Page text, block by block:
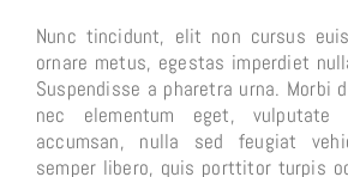
Nunc tincidunt, elit non cursus
ornare metus, egestas imperdiet
Suspendisse a pharetra urna. Morbi
nec elementum eget,
accumsan, nulla sed feugiat
semper libero, quis porttitor turpis